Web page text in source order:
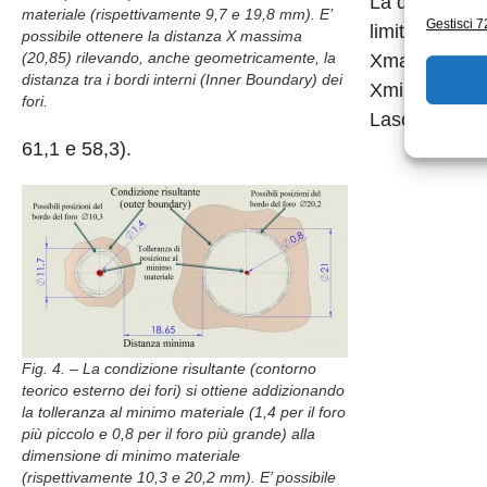
Gestisci
materiale (rispettivamente 9,7 e 19,8 mm). E’
possibile ottenere la distanza X massima
(20,85) rilevando, anche geometricamente, la
distanza tra i bordi interni (Inner Boundary) dei
fori.
limiti teorici
Xmax = 35-
Xmin = 35-
Lasciamo al
61,1 e 58,3).
Fig. 4. – La condizione risultante (contorno
teorico esterno dei fori) si ottiene addizionando
la tolleranza al minimo materiale (1,4 per il foro
più piccolo e 0,8 per il foro più grande) alla
dimensione di minimo materiale
(rispettivamente 10,3 e 20,2 mm). E’ possibile